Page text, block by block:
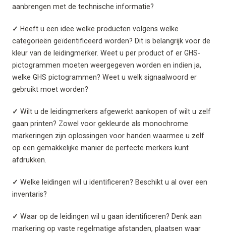
aanbrengen met de technische informatie?
✓ Heeft u een idee welke producten volgens welke
categorieën geïdentificeerd worden? Dit is belangrijk voor de
kleur van de leidingmerker. Weet u per product of er GHS-
pictogrammen moeten weergegeven worden en indien ja,
welke GHS pictogrammen? Weet u welk signaalwoord er
gebruikt moet worden?
✓ Wilt u de leidingmerkers afgewerkt aankopen of wilt u zelf
gaan printen? Zowel voor gekleurde als monochrome
markeringen zijn oplossingen voor handen waarmee u zelf
op een gemakkelijke manier de perfecte merkers kunt
afdrukken.
✓ Welke leidingen wil u identificeren? Beschikt u al over een
inventaris?
✓ Waar op de leidingen wil u gaan identificeren? Denk aan
markering op vaste regelmatige afstanden, plaatsen waar